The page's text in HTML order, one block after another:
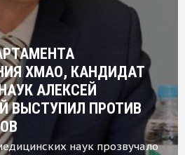
ХМАО, КАНДИДАТ
АЛЕКСЕЙ
ВЫСТУПИЛ ПРОТИВ
наук прозвучало